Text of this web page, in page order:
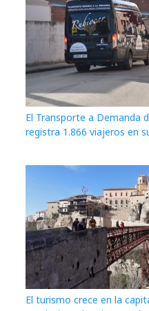
El Transporte a Demanda
registra 1.866 viajeros en
El turismo crece en la